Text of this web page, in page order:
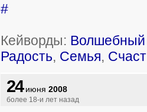
#
Кейворды: Волшебный
Радость, Семья,
24июня 2008
более 18-и лет назад